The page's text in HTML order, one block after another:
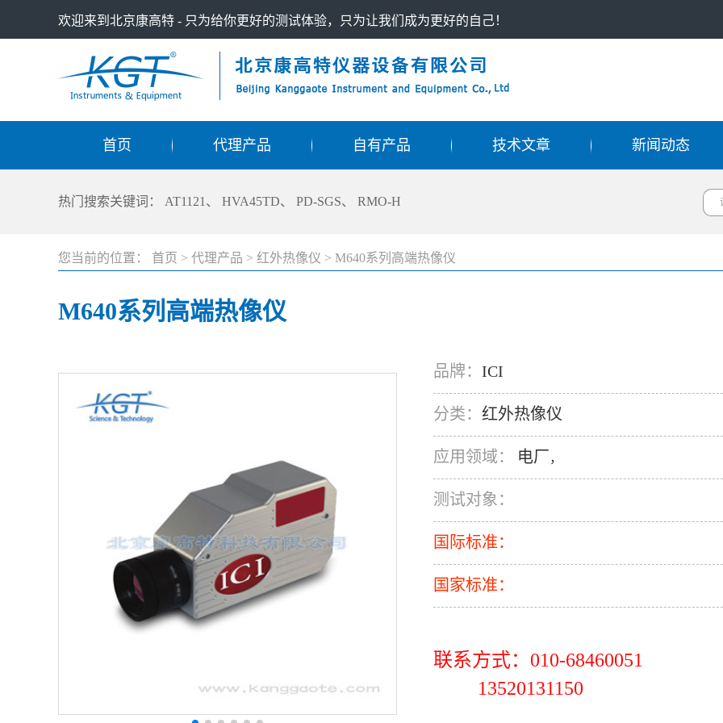
欢迎来到北京康高特 - 只为给你更好的测试体验，只为让我们成为更好的自己！
首页 代理产品 自有产品 技术文章 新闻动态
热门搜索关键词： AT1121 、 HVA45TD、 PD-SGS、 RMO-H
您当前的位置： 首页 > 代理产品 > 红外热像仪 > M640系列高端热像仪
M640系列高端热像仪
品牌： ICI
分类： 红外热像仪
应用领域： 电厂，
测试对象：
国际标准：
国家标准：
联系方式：010-68460051
13520131150